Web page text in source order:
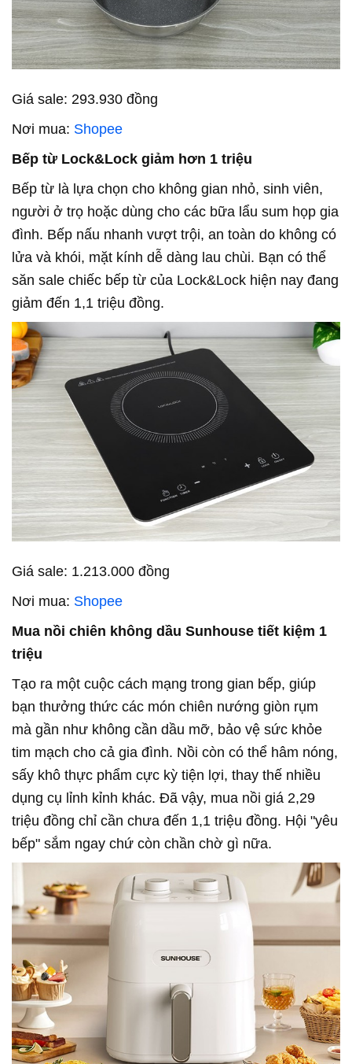
Giá sale: 293.930 đồng
Nơi mua: Shopee
Bếp từ Lock&Lock giảm hơn 1 triệu
Bếp từ là lựa chọn cho không gian nhỏ, sinh viên,
người ở trọ hoặc dùng cho các bữa lẩu sum họp gia
đình. Bếp nấu nhanh vượt trội, an toàn do không có
lửa và khói, mặt kính dễ dàng lau chùi. Bạn có thể
săn sale chiếc bếp từ của Lock&Lock hiện nay đang
giảm đến 1,1 triệu đồng.
Giá sale: 1.213.000 đồng
Nơi mua: Shopee
Mua nồi chiên không dầu Sunhouse tiết kiệm 1
triệu
Tạo ra một cuộc cách mạng trong gian bếp, giúp
bạn thưởng thức các món chiên nướng giòn rụm
mà gần như không cần dầu mỡ, bảo vệ sức khỏe
tim mạch cho cả gia đình. Nồi còn có thể hâm nóng,
sấy khô thực phẩm cực kỳ tiện lợi, thay thế nhiều
dụng cụ lỉnh kỉnh khác. Đã vậy, mua nồi giá 2,29
triệu đồng chỉ cần chưa đến 1,1 triệu đồng. Hội "yêu
bếp" sắm ngay chứ còn chần chờ gì nữa.